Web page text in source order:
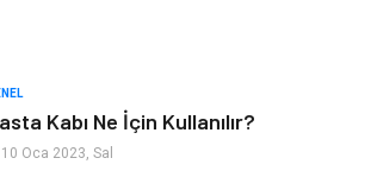
Kabı Ne İçin Kullanılır?
Oca 2023, Sal